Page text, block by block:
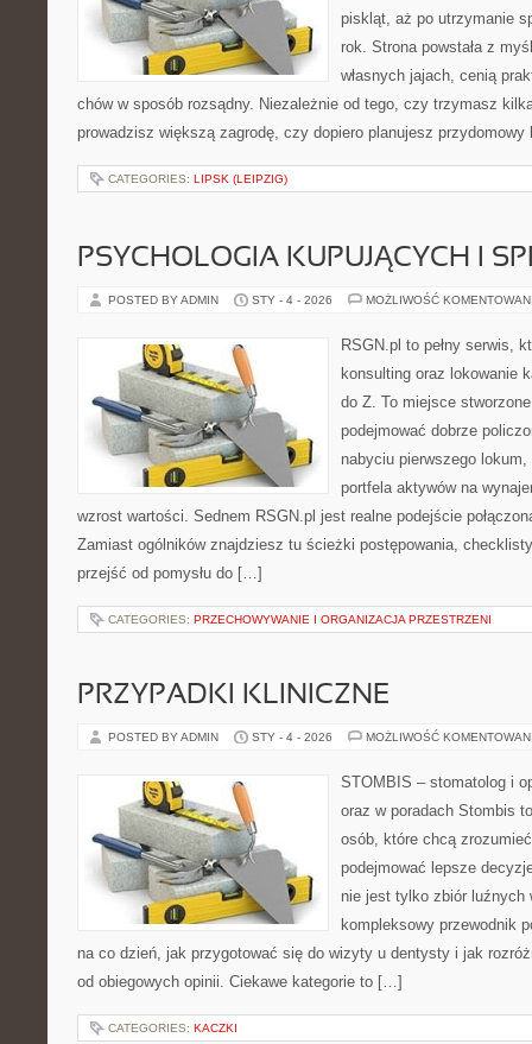
piskląt, aż po utrzymanie
rok. Strona powstała z
własnych jajach, cenią
chów w sposób rozsądny. Niezależnie od tego, czy trzymasz
prowadzisz większą zagrodę, czy dopiero planujesz
CATEGORIES: LIPSK (LEIPZIG)
PSYCHOLOGIA KUPUJĄCYCH I
POSTED BY ADMIN STY - 4 - 2026 MOŻLIWOŚĆ
RSGN.pl to pełny serwis,
konsulting oraz lokowanie
do Z. To miejsce
podejmować dobrze
nabyciu pierwszego
portfela aktywów na
wzrost wartości. Sednem RSGN.pl jest realne podejście
Zamiast ogólników znajdziesz tu ścieżki postępowania,
przejść od pomysłu do […]
CATEGORIES: PRZECHOWYWANIE I ORGANIZACJA PRZESTRZENI
PRZYPADKI KLINICZNE
POSTED BY ADMIN STY - 4 - 2026 MOŻLIWOŚĆ
STOMBIS – stomatolog i
oraz w poradach Stombis
osób, które chcą
podejmować lepsze
nie jest tylko zbiór luźnych
kompleksowy przewodnik
na co dzień, jak przygotować się do wizyty u dentysty i jak
od obiegowych opinii. Ciekawe kategorie to […]
CATEGORIES: KACZKI